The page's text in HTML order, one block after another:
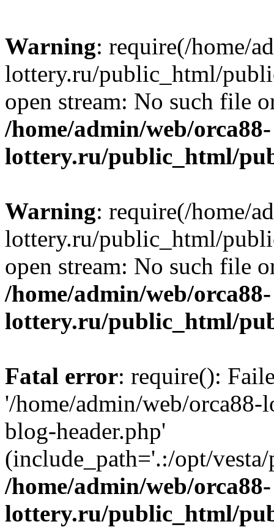
Warning: require(/home/
lottery.ru/public_html/
open stream: No such file
/home/admin/web/orca88-
lottery.ru/public_html/
Warning: require(/home/
lottery.ru/public_html/
open stream: No such file
/home/admin/web/orca88-
lottery.ru/public_html/
Fatal error: require():
'/home/admin/web/
blog-header.php'
(include_path='.:/opt/
/home/admin/web/orca88-
lottery.ru/public_html/